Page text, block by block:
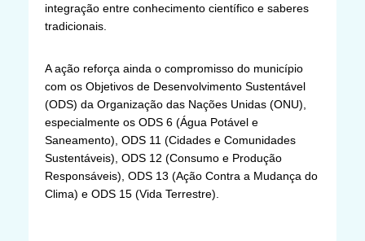
integração entre conhecimento científico e saberes
tradicionais.
A ação reforça ainda o compromisso do município
com os Objetivos de Desenvolvimento Sustentável
(ODS) da Organização das Nações Unidas (ONU),
especialmente os ODS 6 (Água Potável e
Saneamento), ODS 11 (Cidades e Comunidades
Sustentáveis), ODS 12 (Consumo e Produção
Responsáveis), ODS 13 (Ação Contra a Mudança do
Clima) e ODS 15 (Vida Terrestre).